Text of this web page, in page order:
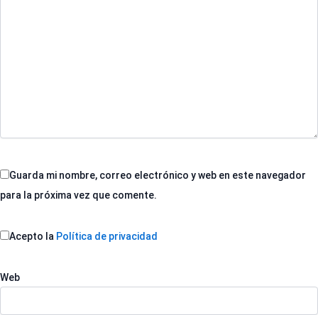
Guarda mi nombre, correo electrónico y web en este navegador
para la próxima vez que comente.
Acepto la Política de privacidad
Web